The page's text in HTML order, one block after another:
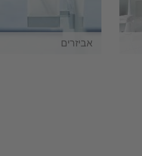
אביזרים